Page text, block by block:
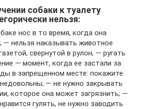
собаки к туалету
нельзя:
нос в то время, когда она
— нельзя наказывать животное
свернутой в рулон; — ругать
— момент, когда ее застали за
в запрещенном месте: покажите
— не нужно закрывать
которое она может загрязнить; —
гулять, не нужно заводить